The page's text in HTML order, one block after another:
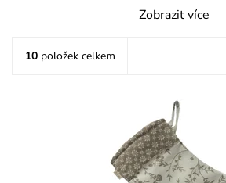
Zobrazit více
10 položek celkem